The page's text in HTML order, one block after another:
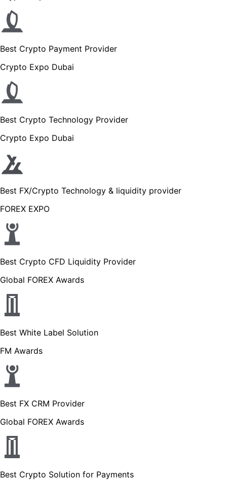
Best Crypto Payment Provider
Crypto Expo Dubai
Best Crypto Technology Provider
Crypto Expo Dubai
Best FX/Crypto Technology & liquidity provider
FOREX EXPO
Best Crypto CFD Liquidity Provider
Global FOREX Awards
Best White Label Solution
FM Awards
Best FX CRM Provider
Global FOREX Awards
Best Crypto Solution for Payments